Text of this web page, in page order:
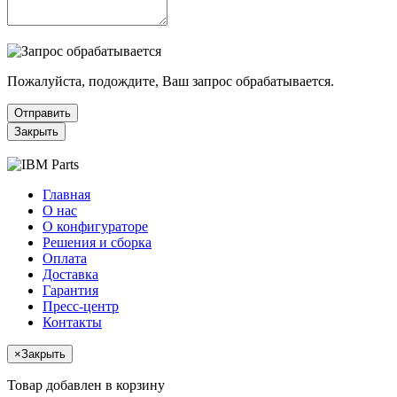
Пожалуйста, подождите, Ваш запрос обрабатывается.
Отправить
Закрыть
Главная
О нас
О конфигураторе
Решения и сборка
Оплата
Доставка
Гарантия
Пресс-центр
Контакты
×Закрыть
Товар добавлен в корзину